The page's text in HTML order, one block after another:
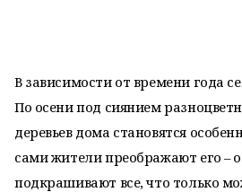
В зависимости от времени года
По осени под сиянием
деревьев дома становятся
сами жители преображают его –
подкрашивают все, что только